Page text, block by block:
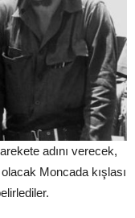
adını verecek,
Moncada kışlası